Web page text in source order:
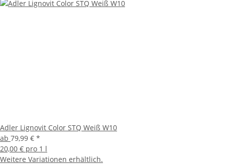
Adler Lignovit Color STQ Weiß W10
ab 79,99 € *
20,00 € pro 1 l
Weitere Variationen erhältlich.